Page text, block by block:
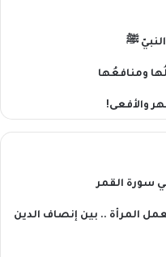
ﷺ
ومنافعُها
والأفعى!
سورة القمر
المرأة .. بين إنصاف الدين